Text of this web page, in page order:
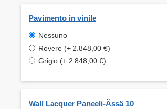
Pavimento in vinile
Nessuno
Rovere (+ 2.848,00 €)
Grigio (+ 2.848,00 €)
Wall Lacquer Paneeli-Ässä 10